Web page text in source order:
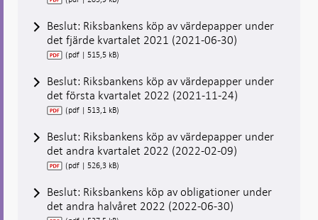
Beslut: Riksbankens köp av värdepapper under
det fjärde kvartalet 2021 (2021-06-30)
(pdf | 515,5 kB)
Beslut: Riksbankens köp av värdepapper under
det första kvartalet 2022 (2021-11-24)
(pdf | 513,1 kB)
Beslut: Riksbankens köp av värdepapper under
det andra kvartalet 2022 (2022-02-09)
(pdf | 526,3 kB)
Beslut: Riksbankens köp av obligationer under
det andra halvåret 2022 (2022-06-30)